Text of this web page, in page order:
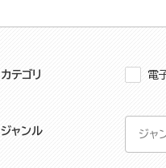
カテゴリ 電
ジャンル